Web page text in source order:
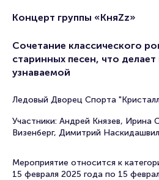
Концерт группы «КняZz»
Сочетание классического
старинных песен, что делает
узнаваемой
Ледовый Дворец Спорта
Участники: Андрей Князев, Ирина
Визенберг, Димитрий
Мероприятие относится к
15 февраля 2025 года по 15